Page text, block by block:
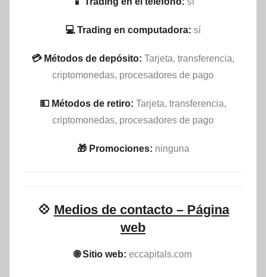
💻 Trading en computadora: sí
💳 Métodos de depósito: Tarjeta, transferencia,
criptomonedas, procesadores de pago
💵​ Métodos de retiro: Tarjeta, transferencia,
criptomonedas, procesadores de pago
🎁 Promociones: ninguna
💠 Medios de contacto – Página
web
🌐 Sitio web: eccapitals.com